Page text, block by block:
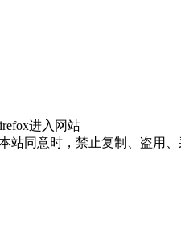
进入网站
同意时，禁止复制、盗用